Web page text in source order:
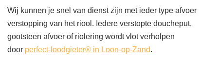
Wij kunnen je snel van dienst zijn met ieder type afvoer
verstopping van het riool. Iedere verstopte doucheput,
gootsteen afvoer of riolering wordt vlot verholpen
door perfect-loodgieter® in Loon-op-Zand.